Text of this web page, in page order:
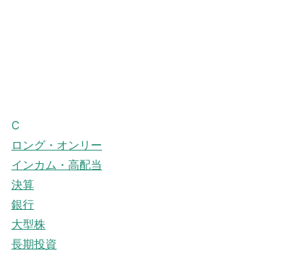
C
ロング・オンリー
インカム・高配当
決算
銀行
大型株
長期投資